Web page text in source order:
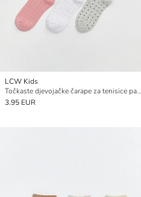
LCW Kids
Točkaste djevojačke čarape za tenisice pakiranje od 7
3.95 EUR